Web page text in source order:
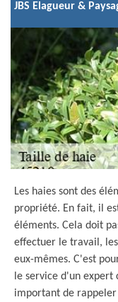
JBS Elagueur &
Les haies sont des
propriété. En fait, il
éléments. Cela doit
effectuer le travail,
eux-mêmes. C'est
le service d'un expert
important de